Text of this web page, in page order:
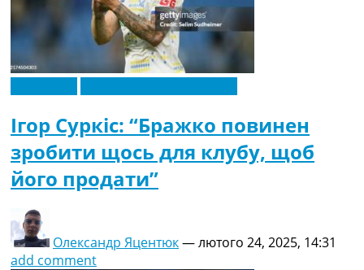
Ігор Суркіс: “Бражко повинен
зробити щось для клубу, щоб
його продати”
Олександр Яцентюк—лютого 24, 2025, 14:31
add comment